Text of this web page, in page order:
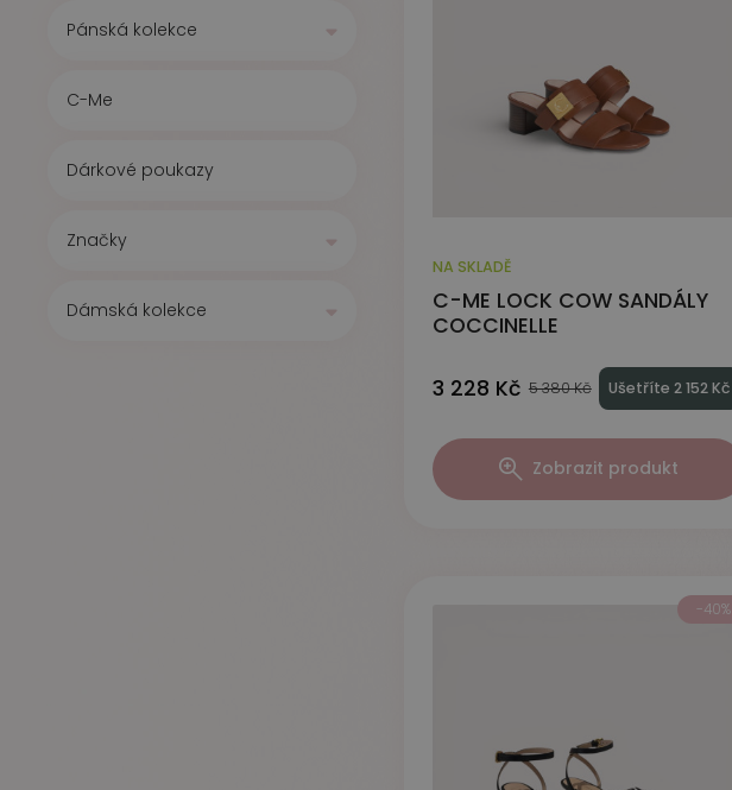
Pánská kolekce
C-Me
Dárkové poukazy
Značky
Dámská kolekce
NA SKLADĚ
C-ME LOCK COW SANDÁLY
COCCINELLE
3 228 Kč 5 380 Kč Ušetříte 2 152 Kč
Zobrazit produkt
-40%